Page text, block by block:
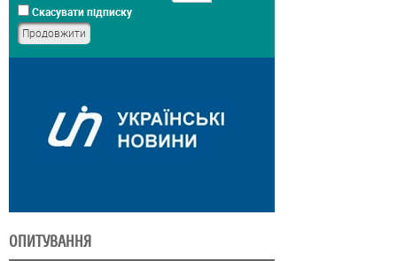
Скасувати підписку
ОПИТУВАННЯ